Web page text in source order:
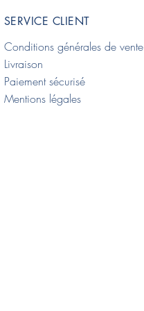
SERVICE CLIENT
Conditions générales de vente
Livraison
Paiement sécurisé
Mentions légales